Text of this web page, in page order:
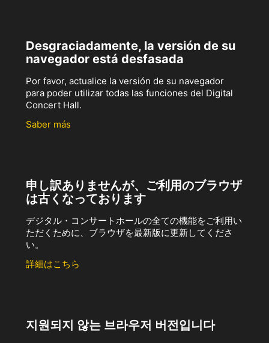
Desgraciadamente, la versión de su
navegador está desfasada
Por favor, actualice la versión de su navegador
para poder utilizar todas las funciones del Digital
Concert Hall.
Saber más
申し訳ありませんが、ご利用のブラウザ
は古くなっております
デジタル・コンサートホールの全ての機能をご利用い
ただくために、ブラウザを最新版に更新してくださ
い。
詳細はこちら
지원되지 않는 브라우저 버전입니다